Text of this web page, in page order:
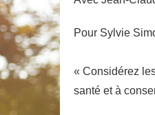
Pour Sylvie
« Considérez
santé et à